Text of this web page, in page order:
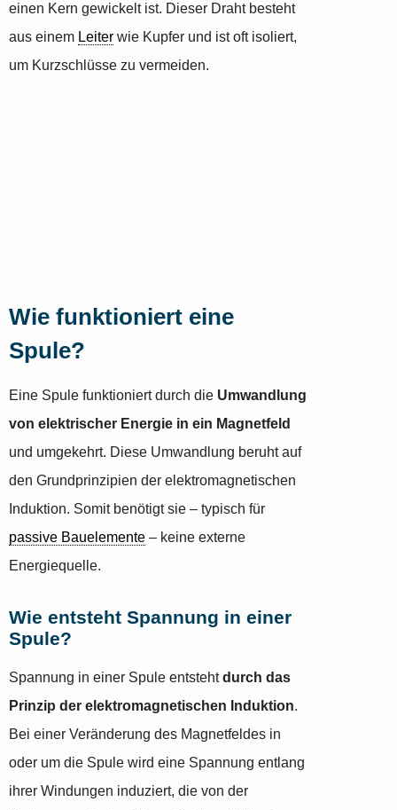
einen Kern gewickelt ist. Dieser Draht besteht
aus einem Leiter wie Kupfer und ist oft isoliert,
um Kurzschlüsse zu vermeiden.
Wie funktioniert eine
Spule?
Eine Spule funktioniert durch die Umwandlung
von elektrischer Energie in ein Magnetfeld
und umgekehrt. Diese Umwandlung beruht auf
den Grundprinzipien der elektromagnetischen
Induktion. Somit benötigt sie – typisch für
passive Bauelemente – keine externe
Energiequelle.
Wie entsteht Spannung in einer
Spule?
Spannung in einer Spule entstehtdurch das
Prinzip der elektromagnetischen Induktion.
Bei einer Veränderung des Magnetfeldes in
oder um die Spule wird eine Spannung entlang
ihrer Windungen induziert, die von der